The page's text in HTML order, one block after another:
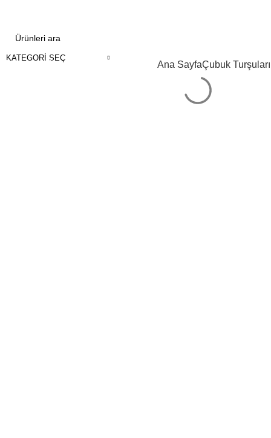
KATEGORI SEÇ
Kategorilere Gözat Ana SayfaÇubuk Turşuları